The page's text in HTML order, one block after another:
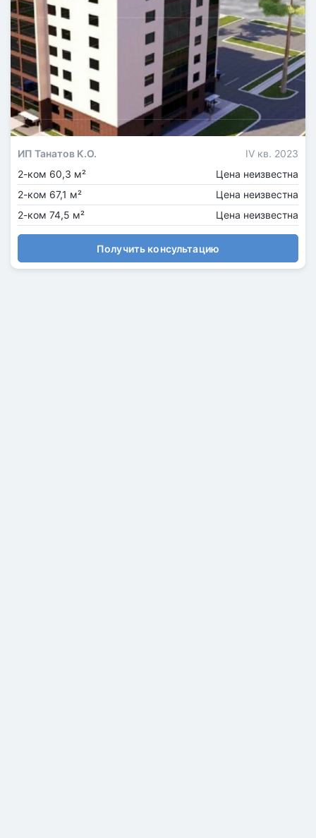
ИП Танатов К.О.
IV кв. 2023
2-ком 60,3 м²
Цена неизвестна
2-ком 67,1 м²
Цена неизвестна
2-ком 74,5 м²
Цена неизвестна
Получить консультацию